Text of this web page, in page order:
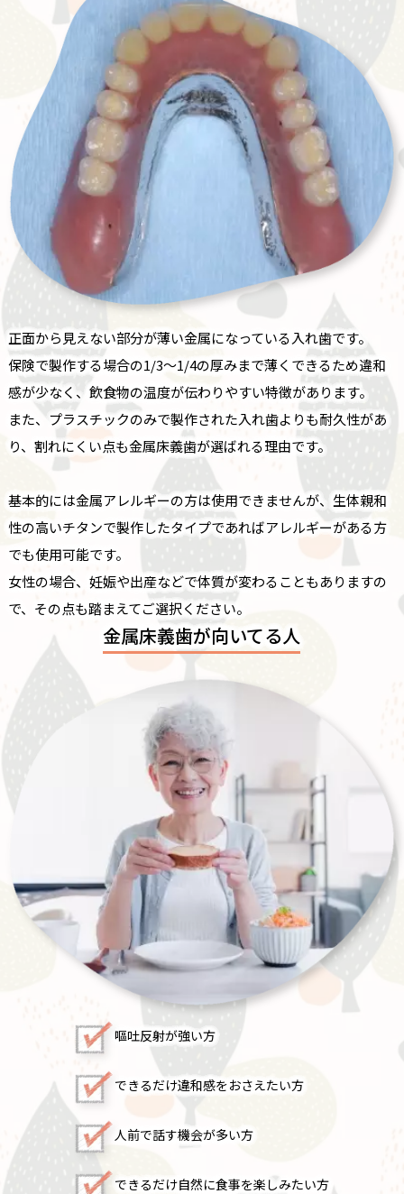
正面から見えない部分が薄い金属になっている入れ歯です。
保険で製作する場合の1/3〜1/4の厚みまで薄くできるため違和
感が少なく、飲食物の温度が伝わりやすい特徴があります。
また、プラスチックのみで製作された入れ歯よりも耐久性があ
り、割れにくい点も金属床義歯が選ばれる理由です。
基本的には金属アレルギーの方は使用できませんが、生体親和
性の高いチタンで製作したタイプであればアレルギーがある方
でも使用可能です。
女性の場合、妊娠や出産などで体質が変わることもありますの
で、その点も踏まえてご選択ください。
金属床義歯が向いてる人
嘔吐反射が強い方
できるだけ違和感をおさえたい方
人前で話す機会が多い方
できるだけ自然に食事を楽しみたい方